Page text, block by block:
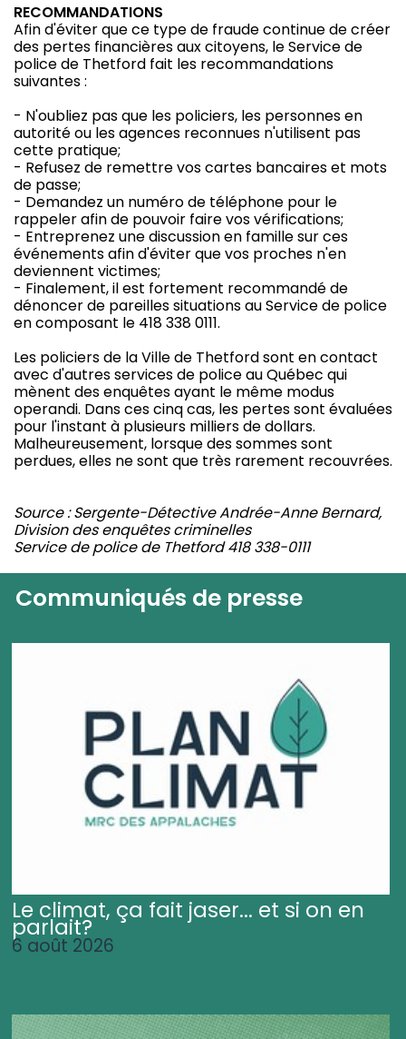
RECOMMANDATIONS
Afin d'éviter que ce type de fraude continue de créer
des pertes financières aux citoyens, le Service de
police de Thetford fait les recommandations
suivantes :
- N'oubliez pas que les policiers, les personnes en
autorité ou les agences reconnues n'utilisent pas
cette pratique;
- Refusez de remettre vos cartes bancaires et mots
de passe;
- Demandez un numéro de téléphone pour le
rappeler afin de pouvoir faire vos vérifications;
- Entreprenez une discussion en famille sur ces
événements afin d'éviter que vos proches n'en
deviennent victimes;
- Finalement, il est fortement recommandé de
dénoncer de pareilles situations au Service de police
en composant le 418 338 0111.
Les policiers de la Ville de Thetford sont en contact
avec d'autres services de police au Québec qui
mènent des enquêtes ayant le même modus
operandi. Dans ces cinq cas, les pertes sont évaluées
pour l'instant à plusieurs milliers de dollars.
Malheureusement, lorsque des sommes sont
perdues, elles ne sont que très rarement recouvrées.
Source : Sergente-Détective Andrée-Anne Bernard,
Division des enquêtes criminelles
Service de police de Thetford 418 338-0111
Communiqués de presse
Le climat, ça fait jaser... et si on en
parlait?
6 août 2026